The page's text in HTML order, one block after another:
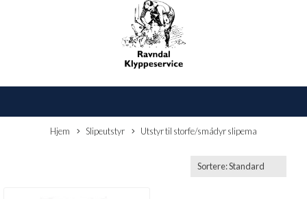
Hjem Slipeutstyr Utstyr til storfe/smådyr slipema